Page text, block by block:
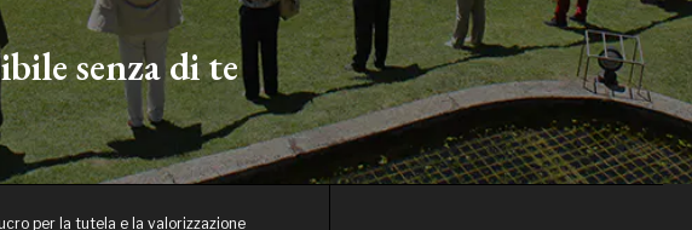
senza di te
per la tutela e la valorizzazione